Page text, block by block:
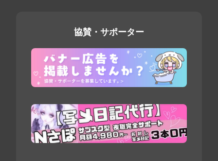
協賛・サポーター